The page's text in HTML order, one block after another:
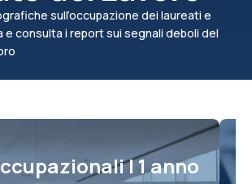
sull’occupazione dei laureati e
consulta i report sui segnali deboli del
| 1 anno